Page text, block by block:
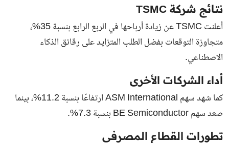
نتائج شركة TSMC
أعلنت TSMC عن زيادة أرباحها في الربع الرابع بنسبة 35%،
متجاوزة التوقعات بفضل الطلب المتزايد على رقائق الذكاء
الاصطناعي.
أداء الشركات الأخرى
كما شهد سهم ASM International ارتفاعًا بنسبة 11.2%، بينما
صعد سهم BE Semiconductor بنسبة 7.3%.
تطورات القطاع المصرفي